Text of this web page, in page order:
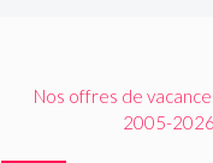
Nos offres de
2005-2026